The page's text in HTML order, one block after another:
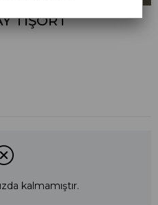
TİŞÖRT
kalmamıştır.